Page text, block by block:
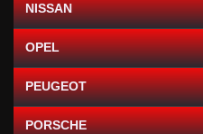
NISSAN
OPEL
PEUGEOT
PORSCHE